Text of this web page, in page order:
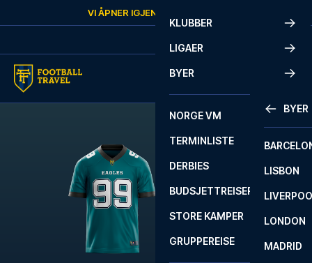
VI ÅPNER IGJEN
KLUBBER
LIGAER
BYER
BYER
LISBON
LONDON
MADRID
NORGE VM
TERMINLISTE
DERBIES
BUDSJETTREISER
STORE KAMPER
GRUPPEREISE